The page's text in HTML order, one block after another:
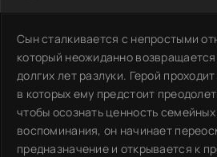
Сын сталкивается с непростыми
который неожиданно
долгих лет разлуки. Герой
в которых ему предстоит
чтобы осознать ценность
воспоминания, он начинает
предназначение и открывается к